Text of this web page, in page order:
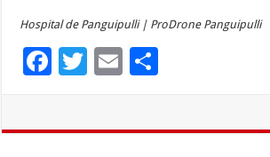
Hospital de Panguipulli | ProDrone Panguipulli
F
T
E